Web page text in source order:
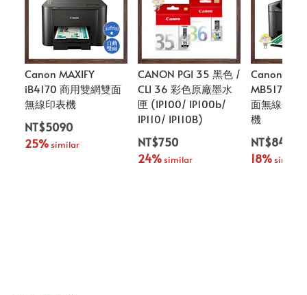
Canon MAXIFY
iB4170 商用雙網雙面
無線印表機
NT$5090
25% similar
CANON PGI 35 黑色 /
CLI 36 彩色原廠墨水
匣 (IP100/ IP100b/
IP110/ IP110B)
NT$750
24% similar
Canon
MB5170 商
面無線傳真
機
NT$8490
18% similar